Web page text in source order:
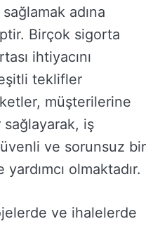
adına
Birçok sigorta
ihtiyacını
teklifler
müşterilerine
iş
ve sorunsuz bir
olmaktadır.
ve ihalelerde